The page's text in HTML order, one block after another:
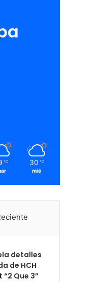
℃ 30 ℃
mié
detalles
de HCH
Que 3”